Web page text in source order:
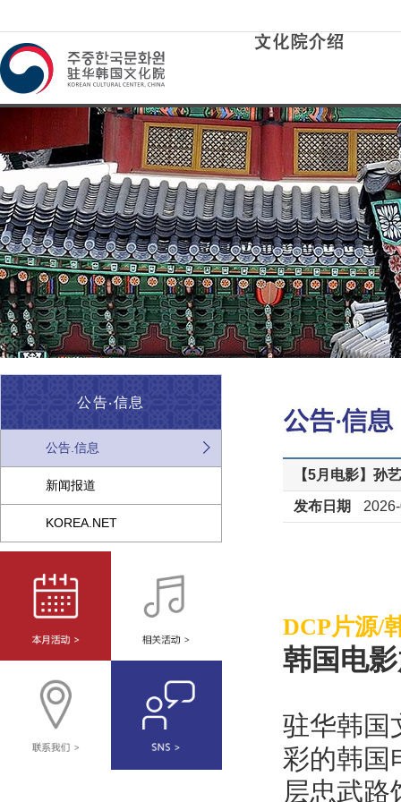
公告‧信息
公告.信息
新闻报道
KOREA.NET
【5月电影】孙
发布日期
DCP片源/
韩国电
驻华韩国
彩的韩国
层忠武路